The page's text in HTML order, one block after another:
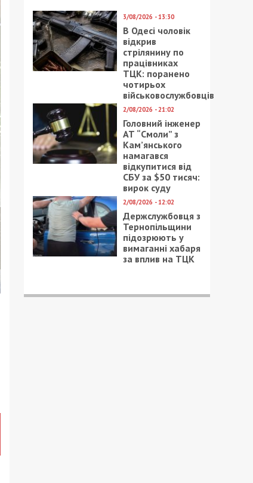
3/08/2026 - 13:30
В Одесі чоловік
відкрив
стрілянину по
працівниках
ТЦК: поранено
чотирьох
військовослужбовців
2/08/2026 - 21:02
Головний інженер
АТ “Смоли” з
Кам’янського
намагався
відкупитися від
СБУ за $50 тисяч:
вирок суду
2/08/2026 - 12:02
Держслужбовця з
Тернопільщини
підозрюють у
вимаганні хабаря
за вплив на ТЦК